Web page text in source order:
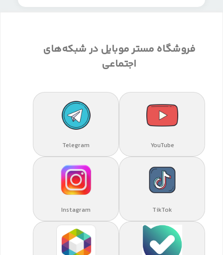
فروشگاه مستر موبایل در شبکه‌های
اجتماعی
YouTube
Telegram
TikTok
Instagram